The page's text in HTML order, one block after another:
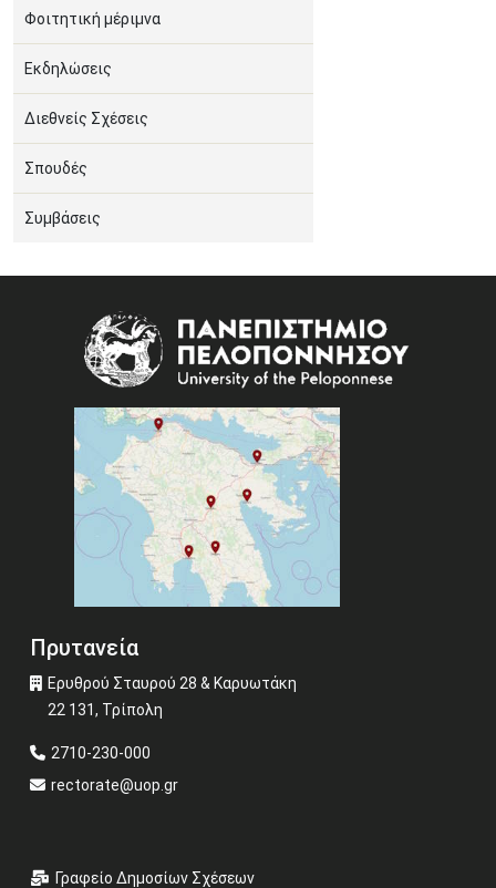
Φοιτητική μέριμνα
Εκδηλώσεις
Διεθνείς Σχέσεις
Σπουδές
Συμβάσεις
Πρυτανεία
Ερυθρού Σταυρού 28 & Καρυωτάκη
22 131, Τρίπολη
2710-230-000
rectorate@uop.gr
Γραφείο Δημοσίων Σχέσεων